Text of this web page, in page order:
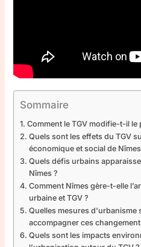
Sommaire
Comment le TGV modifie-t-il le
Quels sont les effets du TGV
économique et social de
Quels défis urbains
Nîmes ?
Comment Nîmes gère-t-elle
urbaine et TGV ?
Quelles mesures d’urbanisme
accompagner ces
Quels sont les impacts